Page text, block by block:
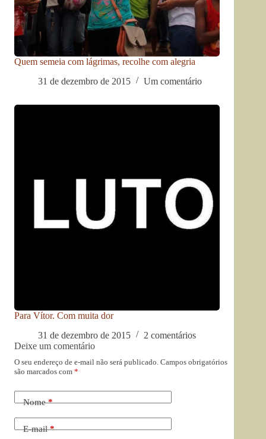
Quem semeia com lágrimas, recolhe com alegria
31 de dezembro de 2015
Um comentário
Para Vítor. Com muita dor
31 de dezembro de 2015
2 comentários
Deixe um comentário
O seu endereço de e-mail não será publicado. Campos obrigatórios
são marcados com *
Nome*
E-mail*